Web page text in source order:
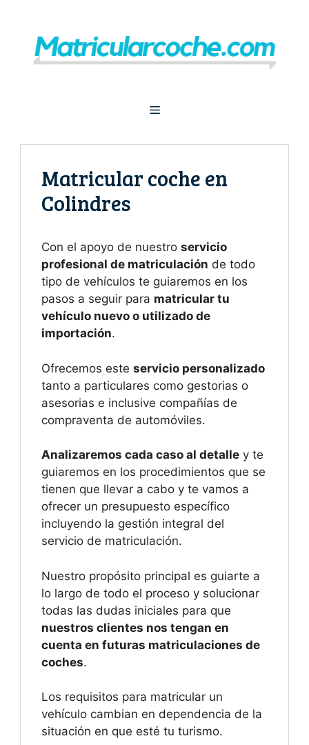
contenido
Menú
Matricular coche en
Colindres
Con el apoyo de nuestro servicio
profesional de matriculación de todo
tipo de vehículos te guiaremos en los
pasos a seguir para matricular tu
vehículo nuevo o utilizado de
importación.
Ofrecemos este servicio personalizado
tanto a particulares como gestorias o
asesorias e inclusive compañías de
compraventa de automóviles.
Analizaremos cada caso al detalle y te
guiaremos en los procedimientos que se
tienen que llevar a cabo y te vamos a
ofrecer un presupuesto específico
incluyendo la gestión integral del
servicio de matriculación.
Nuestro propósito principal es guiarte a
lo largo de todo el proceso y solucionar
todas las dudas iniciales para que
nuestros clientes nos tengan en
cuenta en futuras matriculaciones de
coches.
Los requisitos para matricular un
vehículo cambian en dependencia de la
situación en que esté tu turismo.